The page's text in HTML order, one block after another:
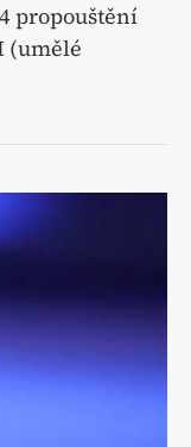
propouštění
(umělé